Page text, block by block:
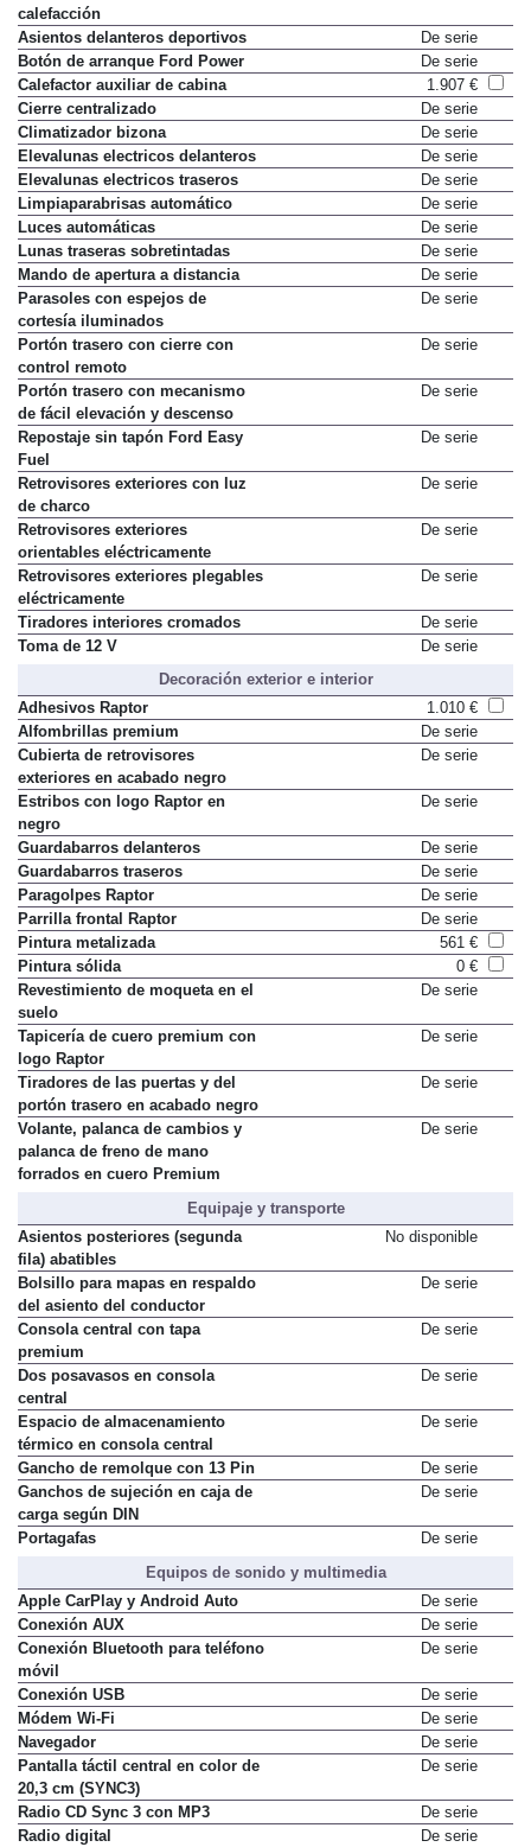
calefacción
Asientos delanteros deportivos
De serie
Botón de arranque Ford Power
De serie
Calefactor auxiliar de cabina
1.907 €
Cierre centralizado
De serie
Climatizador bizona
De serie
Elevalunas electricos delanteros
De serie
Elevalunas electricos traseros
De serie
Limpiaparabrisas automático
De serie
Luces automáticas
De serie
Lunas traseras sobretintadas
De serie
Mando de apertura a distancia
De serie
Parasoles con espejos de
cortesía iluminados
De serie
Portón trasero con cierre con
control remoto
De serie
Portón trasero con mecanismo
de fácil elevación y descenso
De serie
Repostaje sin tapón Ford Easy
Fuel
De serie
Retrovisores exteriores con luz
de charco
De serie
Retrovisores exteriores
orientables eléctricamente
De serie
Retrovisores exteriores plegables
eléctricamente
De serie
Tiradores interiores cromados
De serie
Toma de 12 V
De serie
Decoración exterior e interior
Adhesivos Raptor
1.010 €
Alfombrillas premium
De serie
Cubierta de retrovisores
exteriores en acabado negro
De serie
Estribos con logo Raptor en
negro
De serie
Guardabarros delanteros
De serie
Guardabarros traseros
De serie
Paragolpes Raptor
De serie
Parrilla frontal Raptor
De serie
Pintura metalizada
561 €
Pintura sólida
0 €
Revestimiento de moqueta en el
suelo
De serie
Tapicería de cuero premium con
logo Raptor
De serie
Tiradores de las puertas y del
portón trasero en acabado negro
De serie
Volante, palanca de cambios y
palanca de freno de mano
forrados en cuero Premium
De serie
Equipaje y transporte
Asientos posteriores (segunda
fila) abatibles
No disponible
Bolsillo para mapas en respaldo
del asiento del conductor
De serie
Consola central con tapa
premium
De serie
Dos posavasos en consola
central
De serie
Espacio de almacenamiento
térmico en consola central
De serie
Gancho de remolque con 13 Pin
De serie
Ganchos de sujeción en caja de
carga según DIN
De serie
Portagafas
De serie
Equipos de sonido y multimedia
Apple CarPlay y Android Auto
De serie
Conexión AUX
De serie
Conexión Bluetooth para teléfono
móvil
De serie
Conexión USB
De serie
Módem Wi-Fi
De serie
Navegador
De serie
Pantalla táctil central en color de
20,3 cm (SYNC3)
De serie
Radio CD Sync 3 con MP3
De serie
Radio digital
De serie